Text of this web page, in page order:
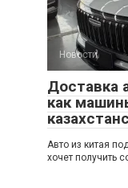
Новости
Доставка
как
Авто из китая
хочет получить